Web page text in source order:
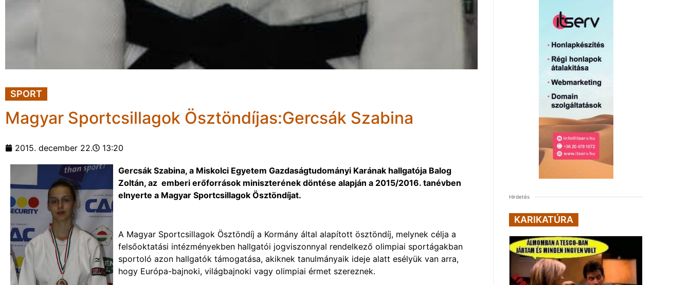
SPORT
Magyar Sportcsillagok Ösztöndíjas:Gercsák Szabina
2015. december 22. 13:20
Gercsák Szabina, a Miskolci Egyetem Gazdaságtudományi Karának hallgatója Balog
Zoltán, az emberi erőforrások miniszterének döntése alapján a 2015/2016. tanévben
elnyerte a Magyar Sportcsillagok Ösztöndíjat.
A Magyar Sportcsillagok Ösztöndíj a Kormány által alapított ösztöndíj, melynek célja a
felsőoktatási intézményekben hallgatói jogviszonnyal rendelkező olimpiai sportágakban
sportoló azon hallgatók támogatása, akiknek tanulmányaik ideje alatt esélyük van arra,
hogy Európa-bajnoki, világbajnoki vagy olimpiai érmet szereznek.
Hirdetés
KARIKATÚRA